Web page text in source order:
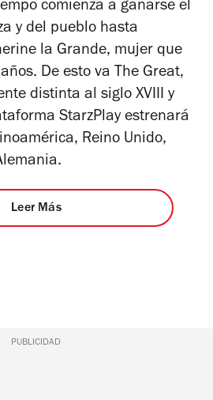
comienza a ganarse el
y del pueblo hasta
la Grande, mujer que
De esto va The Great,
distinta al siglo XVIII y
StarzPlay estrenará
Reino Unido,
Leer Más
PUBLICIDAD